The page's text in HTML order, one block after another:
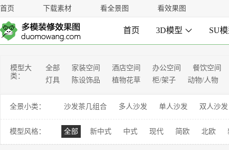
首页 下载素材 看全景图 看效果图
首页 3D模型  SU
模型大
类：
全部 家装空间 酒店空间 办公空间
餐饮空间
灯具
陈设饰品 植物花草 柜/架子 动物/人物
全景小类： 沙发茶几组合 多人沙发 单人沙发 双人沙发
模型风格： 全部 新中式 中式 现代 简欧 北欧